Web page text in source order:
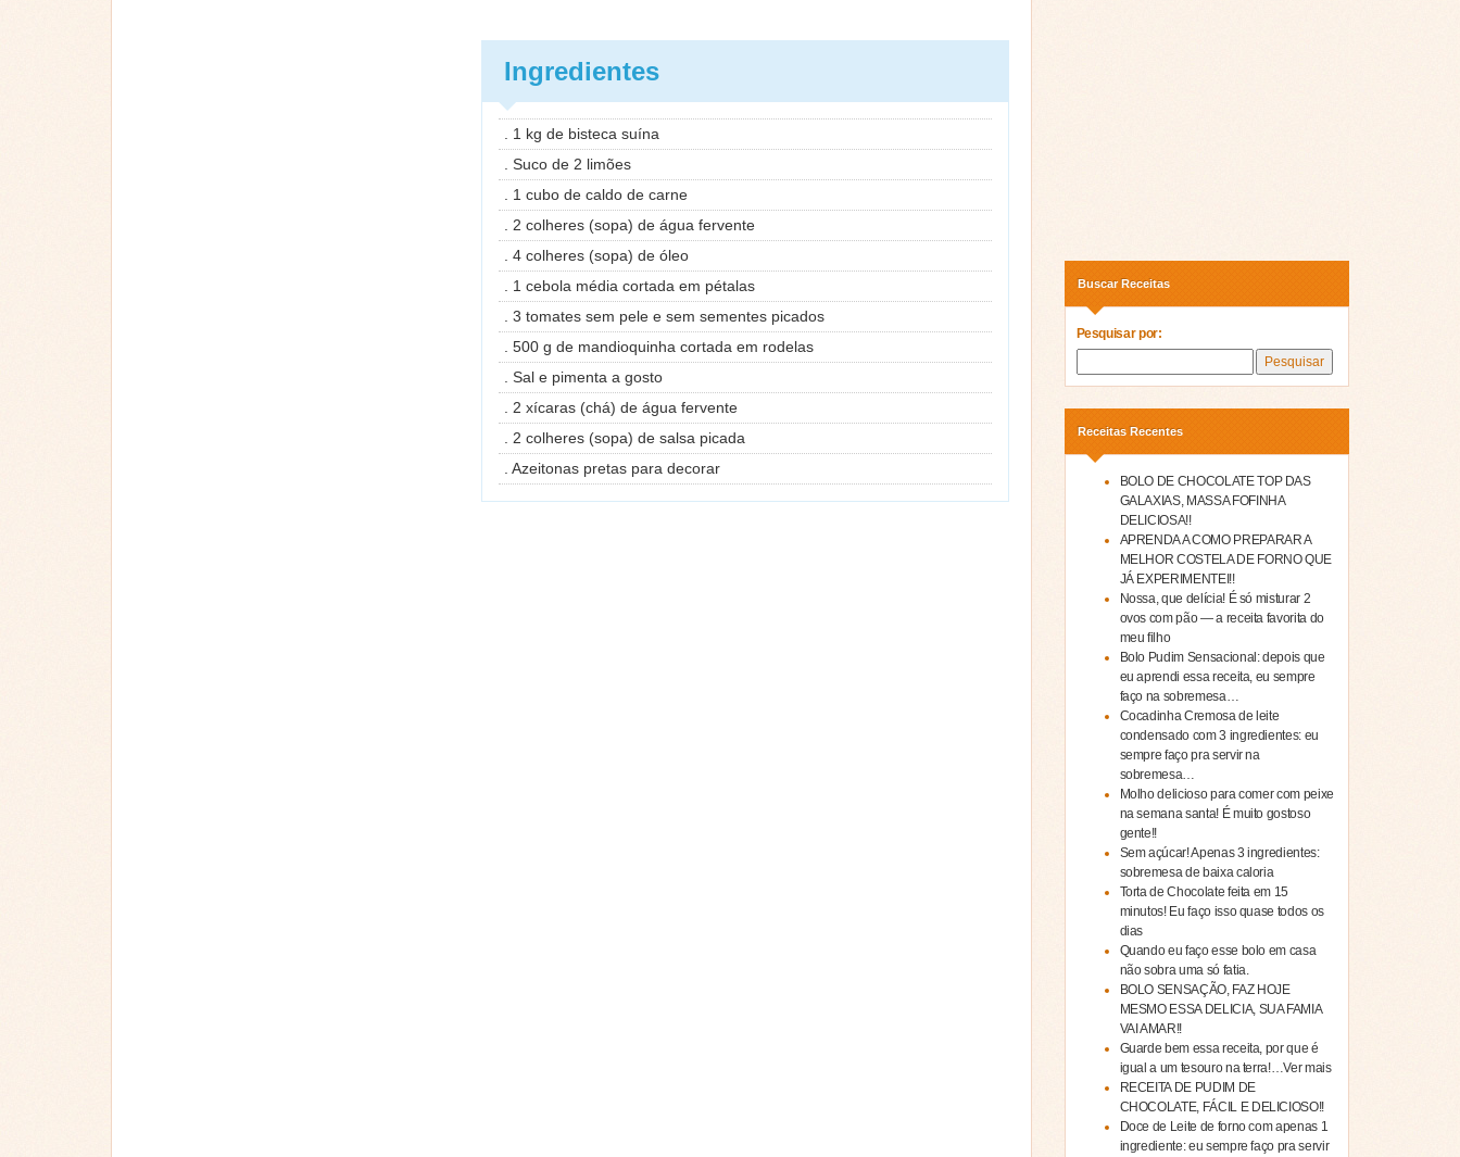
Ingredientes
. 1 kg de bisteca suína
. Suco de 2 limões
. 1 cubo de caldo de carne
. 2 colheres (sopa) de água fervente
. 4 colheres (sopa) de óleo
. 1 cebola média cortada em pétalas
. 3 tomates sem pele e sem sementes picados
. 500 g de mandioquinha cortada em rodelas
. Sal e pimenta a gosto
. 2 xícaras (chá) de água fervente
. 2 colheres (sopa) de salsa picada
. Azeitonas pretas para decorar
Buscar Receitas
Pesquisar por:
Receitas Recentes
BOLO DE CHOCOLATE TOP DAS
GALAXIAS, MASSA FOFINHA
DELICIOSA!!
APRENDA A COMO PREPARAR A
MELHOR COSTELA DE FORNO QUE
JÁ EXPERIMENTEI!!
Nossa, que delícia! É só misturar 2
ovos com pão — a receita favorita do
meu filho
Bolo Pudim Sensacional: depois que
eu aprendi essa receita, eu sempre
faço na sobremesa…
Cocadinha Cremosa de leite
condensado com 3 ingredientes: eu
sempre faço pra servir na
sobremesa…
Molho delicioso para comer com peixe
na semana santa! É muito gostoso
gente!!
Sem açúcar! Apenas 3 ingredientes:
sobremesa de baixa caloria
Torta de Chocolate feita em 15
minutos! Eu faço isso quase todos os
dias
Quando eu faço esse bolo em casa
não sobra uma só fatia.
BOLO SENSAÇÃO, FAZ HOJE
MESMO ESSA DELICIA, SUA FAMIA
VAI AMAR!!
Guarde bem essa receita, por que é
igual a um tesouro na terra!…Ver mais
RECEITA DE PUDIM DE
CHOCOLATE, FÁCIL E DELICIOSO!!
Doce de Leite de forno com apenas 1
ingrediente: eu sempre faço pra servir